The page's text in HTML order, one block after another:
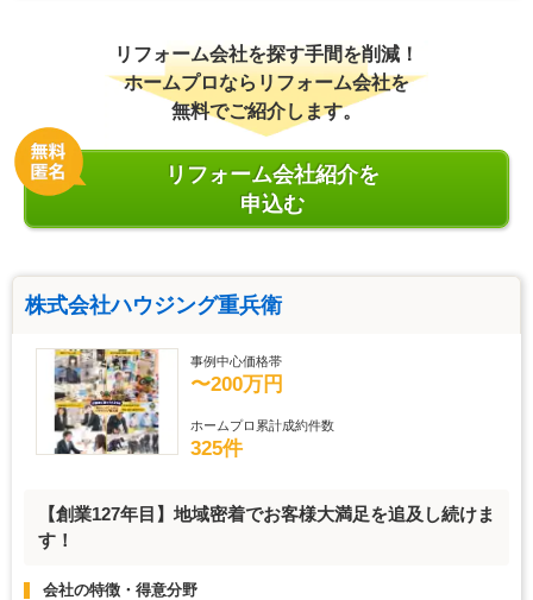
リフォーム会社を探す手間を削減！
ホームプロならリフォーム会社を
無料でご紹介します。
リフォーム会社紹介を
申込む
株式会社ハウジング重兵衛
事例中心価格帯
〜200万円
ホームプロ累計成約件数
325件
【創業127年目】地域密着でお客様大満足を追及し続けま
す！
会社の特徴・得意分野